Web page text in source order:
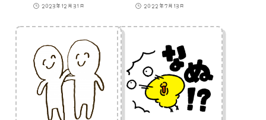
2023年12月31日 2022年7月13日